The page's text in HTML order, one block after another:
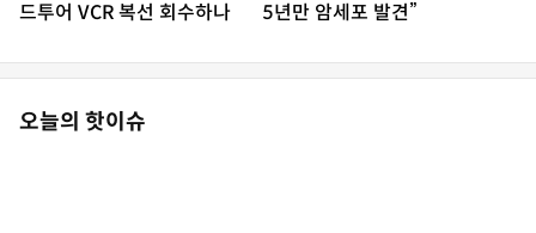
드투어 VCR 복선 회수하나
5년만 암세포 발견”
오늘의 핫이슈